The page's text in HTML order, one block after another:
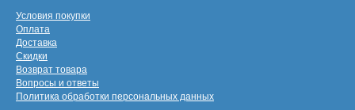
Условия покупки
Оплата
Доставка
Скидки
Возврат товара
Вопросы и ответы
Политика обработки персональных данных